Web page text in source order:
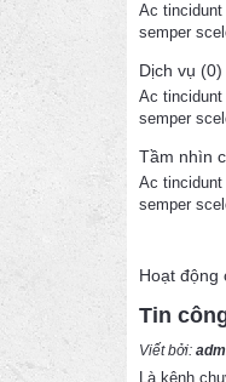
Ac tincidunt
semper
Dịch vụ (0)
Ac tincidunt
semper
Tầm nhìn
Ac tincidunt
semper
Hoạt động
10 Dec/
Tin
Viết bởi:
Là kênh